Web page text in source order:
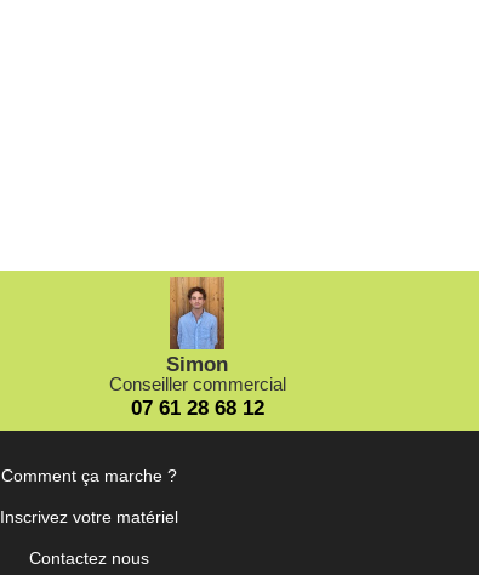
Simon
Conseiller commercial
07 61 28 68 12
Comment ça marche ?
Inscrivez votre matériel
Contactez nous